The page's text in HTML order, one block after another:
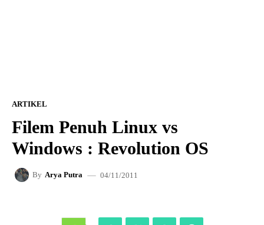
ARTIKEL
Filem Penuh Linux vs
Windows : Revolution OS
By Arya Putra 04/11/2011